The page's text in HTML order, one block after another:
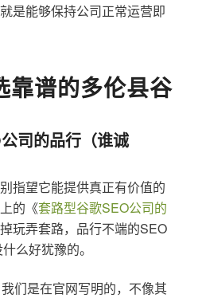
是能够保持公司正常运营即
靠谱的多伦县谷
司的品行（谁诚
指望它能提供真正有价值的
的《套路型谷歌SEO公司的
玩弄套路，品行不端的SEO
么好犹豫的。
们是在官网写明的，不像其